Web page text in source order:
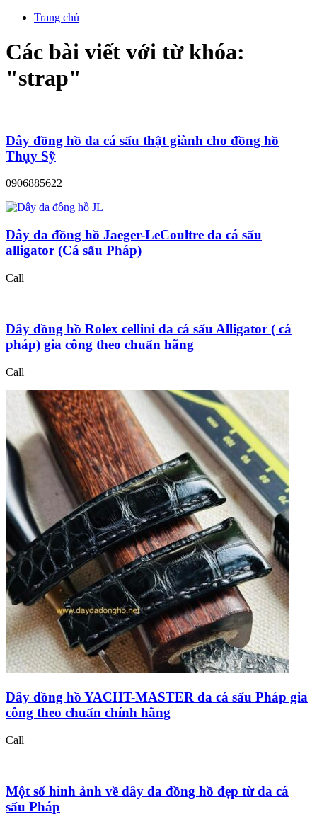
Trang chủ
Các bài viết với từ khóa:
"strap"
Dây đồng hồ da cá sấu thật giành cho đồng hồ
Thụy Sỹ
0906885622
Dây da đồng hồ Jaeger-LeCoultre da cá sấu
alligator (Cá sấu Pháp)
Call
Dây đồng hồ Rolex cellini da cá sấu Alligator ( cá
pháp) gia công theo chuẩn hãng
Call
Dây đồng hồ YACHT-MASTER da cá sấu Pháp gia
công theo chuẩn chính hãng
Call
Một số hình ảnh về dây da đồng hồ đẹp từ da cá
sấu Pháp